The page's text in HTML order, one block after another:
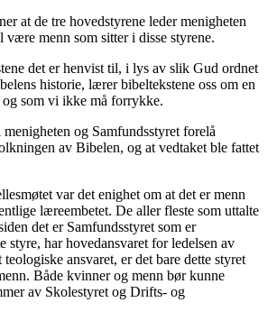
at de tre hovedstyrene leder menigheten
være menn som sitter i disse styrene.
det er henvist til, i lys av slik Gud ordnet
historie, lærer bibeltekstene oss om en
som vi ikke må forrykke.
og Samfundsstyret forelå
av Bibelen, og at vedtaket ble fattet
var det enighet om at det er menn
læreembetet. De aller fleste som uttalte
det er Samfundsstyret som er
styre, har hovedansvaret for ledelsen av
ansvaret, er det bare dette styret
Både kvinner og menn bør kunne
av Skolestyret og Drifts- og